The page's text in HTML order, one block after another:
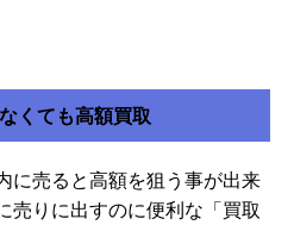
くても高額買取
に売ると高額を狙う事が出来
売りに出すのに便利な「買取